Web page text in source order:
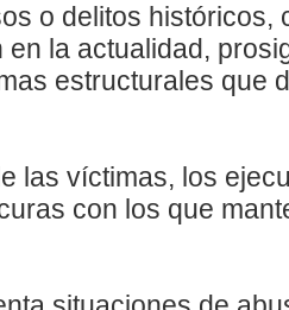
o delitos históricos,
la actualidad,
estructurales que
las víctimas, los
con los que